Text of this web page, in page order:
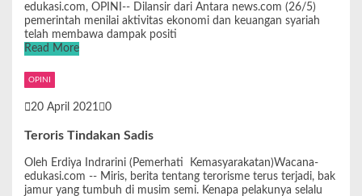
edukasi.com, OPINI-- Dilansir dari Antara news.com (26/5)
pemerintah menilai aktivitas ekonomi dan keuangan syariah
telah membawa dampak positi
Read More
OPINI
20 April 2021 0
Teroris Tindakan Sadis
Oleh Erdiya Indrarini (Pemerhati Kemasyarakatan)Wacana-
edukasi.com -- Miris, berita tentang terorisme terus terjadi, bak
jamur yang tumbuh di musim semi. Kenapa pelakunya selalu